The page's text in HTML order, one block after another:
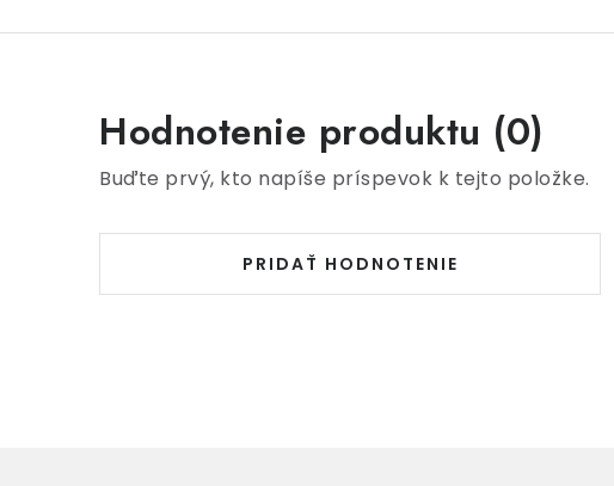
Hodnotenie produktu (0)
Buďte prvý, kto napíše príspevok k tejto položke.
PRIDAŤ HODNOTENIE